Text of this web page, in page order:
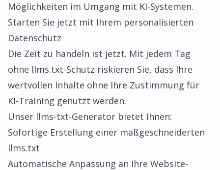
Möglichkeiten im Umgang mit KI-Systemen.
Starten Sie jetzt mit Ihrem personalisierten
Datenschutz
Die Zeit zu handeln ist jetzt. Mit jedem Tag
ohne llms.txt-Schutz riskieren Sie, dass Ihre
wertvollen Inhalte ohne Ihre Zustimmung für
KI-Training genutzt werden.
Unser llms-txt-Generator bietet Ihnen:
Sofortige Erstellung einer maßgeschneiderten
llms.txt
Automatische Anpassung an Ihre Website-